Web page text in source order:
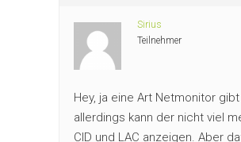
Sirius
Teilnehmer
Hey, ja eine Art Netmonitor
allerdings kann der nicht viel
CID und LAC anzeigen. Aber